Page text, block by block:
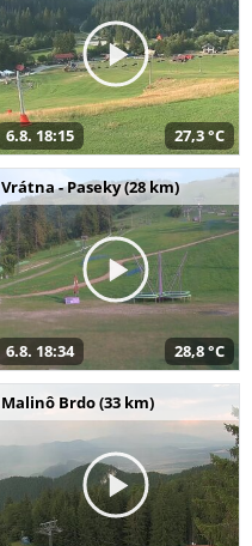
6.8. 18:15 27,3 °C
Vrátna - Paseky (28 km)
6.8. 18:34 28,8 °C
Malinô Brdo (33 km)